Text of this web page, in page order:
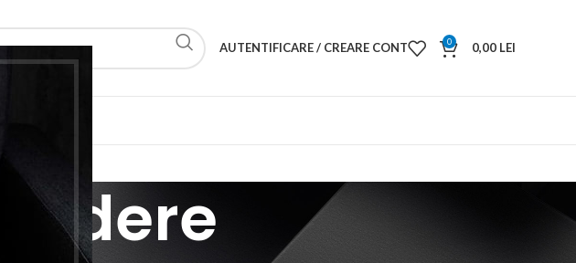
AUTENTIFICARE / CREARE CONT 0 0,00 LEI